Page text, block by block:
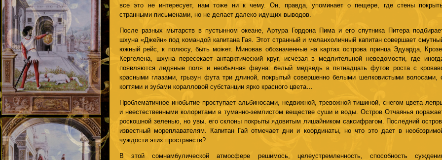
все это не интересует, нам тоже ни к чему. Он, правда, упоминает о пещере, где стены
странными письменами, но не делает далеко идущих выводов.
После разных мытарств в пустынном океане, Артура Гордона Пима и его спутника Питера
шхуна «Джейн» под командой капитана Гая. Этот странный и меланхоличный капитан совершает
южный рейс, к полюсу, быть может. Миновав обозначенные на картах острова принца Эдуарда, Крозе,
Кергелена, шхуна пересекает антарктический круг, исчезая в медлительной неведомости, где
появляются ледяные поля и необычная фауна: белый медведь в пятнадцать футов роста с
красными глазами, грызун фута три длиной, покрытый совершенно белыми шелковистыми волосами,
когтями и зубами коралловой субстанции ярко красного цвета…
Проблематичное инобытие проступает альбиносами, недвижной, тревожной тишиной, снегом цвета
и неестественными колоритами в туманно-землистом веществе суши и воды. Остров Отчаянья
роскошной зеленью, но увы, его склоны покрыты ядовитым лишайником саксифрагом. Последний остров,
известный мореплавателям. Капитан Гай отмечает дни и координаты, но что это дает в
чуждости этих пространств?
В этой сомнамбулической атмосфере решимось, целеустремленность, способность